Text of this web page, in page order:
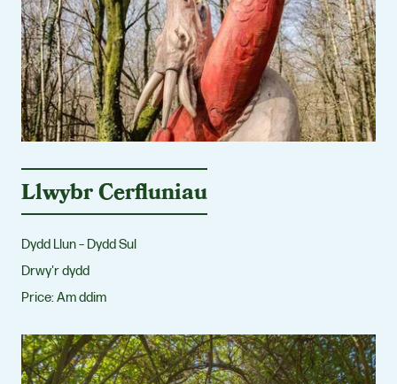
Llwybr Cerfluniau
Dydd Llun – Dydd Sul
Drwy'r dydd
Price: Am ddim